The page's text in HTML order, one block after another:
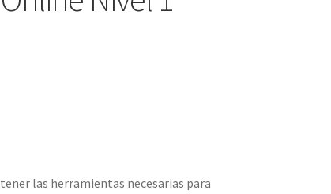
las herramientas necesarias para